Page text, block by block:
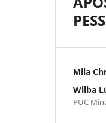
Mila
Wilba
PUC